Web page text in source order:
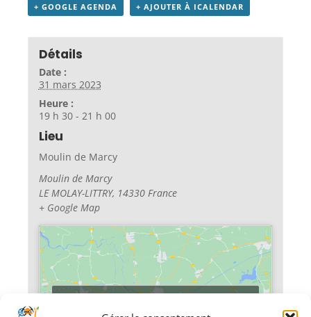
+ GOOGLE AGENDA + AJOUTER À ICALENDAR
Détails
Date :
31 mars 2023
Heure :
19 h 30 - 21 h 00
Lieu
Moulin de Marcy
Moulin de Marcy
LE MOLAY-LITTRY, 14330 France
+ Google Map